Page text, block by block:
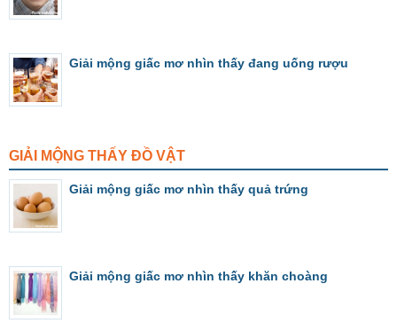
Giải mộng giấc mơ nhìn thấy đang uống rượu
GIẢI MỘNG THẤY ĐỒ VẬT
Giải mộng giấc mơ nhìn thấy quả trứng
Giải mộng giấc mơ nhìn thấy khăn choàng